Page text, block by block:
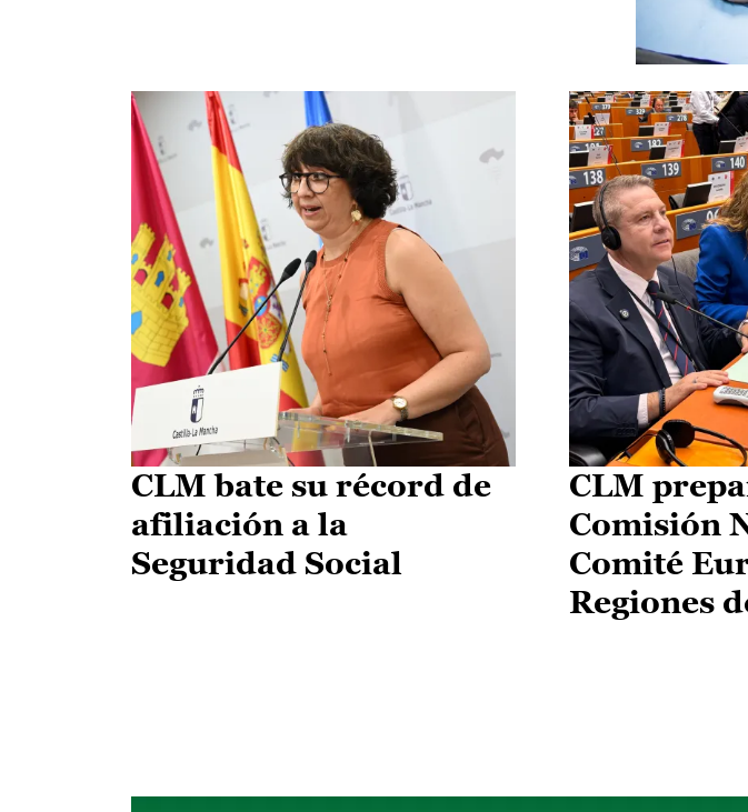
CLM bate su récord de
afiliación a la
Seguridad Social
CLM
Comisión
Comité
Regiones